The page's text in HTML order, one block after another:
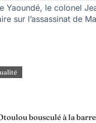
Yaoundé, le colonel
sur l’assassinat de
bousculé à la barre